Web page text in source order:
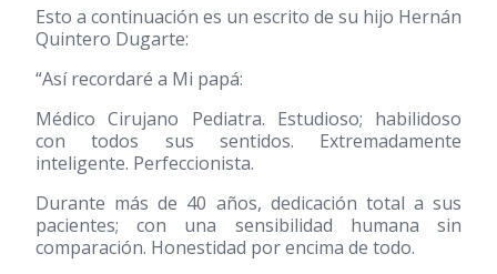
Esto a continuación es un escrito de su hijo Hernán
Quintero Dugarte:
“Así recordaré a Mi papá:
Médico Cirujano Pediatra. Estudioso; habilidoso
con todos sus sentidos. Extremadamente
inteligente. Perfeccionista.
Durante más de 40 años, dedicación total a sus
pacientes; con una sensibilidad humana sin
comparación. Honestidad por encima de todo.